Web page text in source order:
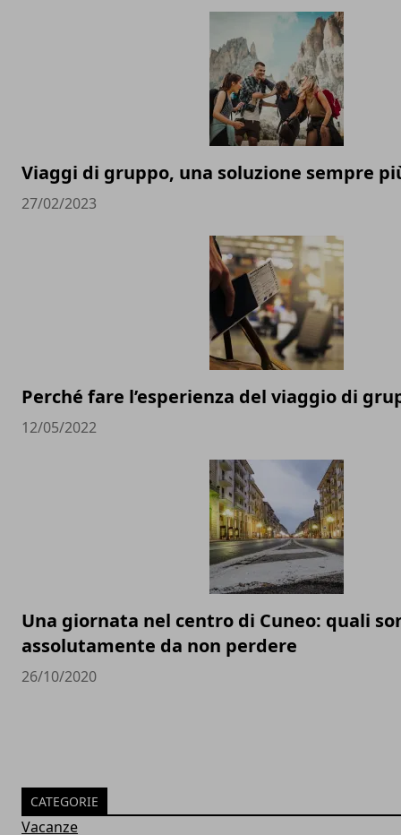
Viaggi di gruppo, una soluzione sempre
27/02/2023
Perché fare l’esperienza del viaggio di
12/05/2022
Una giornata nel centro di Cuneo: quali
assolutamente da non perdere
26/10/2020
CATEGORIE
Vacanze